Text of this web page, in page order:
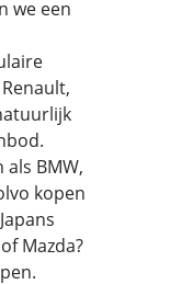
we een
BMW,
kopen
Mazda?